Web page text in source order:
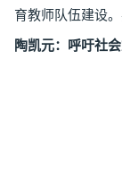
育教师队伍建设
陶凯元：呼吁社